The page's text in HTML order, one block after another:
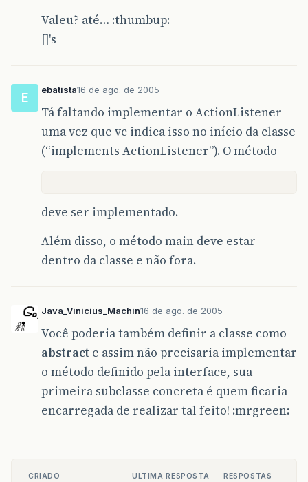
Valeu? até… :thumbup:
[]'s
E
ebatista16 de ago. de 2005
Tá faltando implementar o ActionListener
uma vez que vc indica isso no início da classe
(“implements ActionListener”). O método
deve ser implementado.
Além disso, o método main deve estar
dentro da classe e não fora.
Java_Vinicius_Machin16 de ago. de 2005
Você poderia também definir a classe como
abstract e assim não precisaria implementar
o método definido pela interface, sua
primeira subclasse concreta é quem ficaria
encarregada de realizar tal feito! :mrgreen:
CRIADO ULTIMA RESPOSTA RESPOSTAS